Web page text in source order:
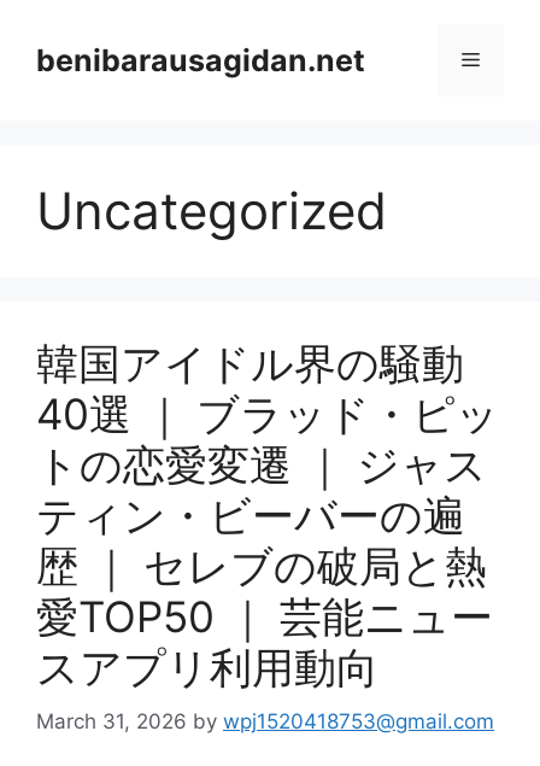
contentbenibarausagidan.net Menu
Uncategorized
韓国アイドル界の騒動
40選 ｜ ブラッド・ピッ
トの恋愛変遷 ｜ ジャス
ティン・ビーバーの遍
歴 ｜ セレブの破局と熱
愛TOP50 ｜ 芸能ニュー
スアプリ利用動向
March 31, 2026 by wpj1520418753@gmail.com